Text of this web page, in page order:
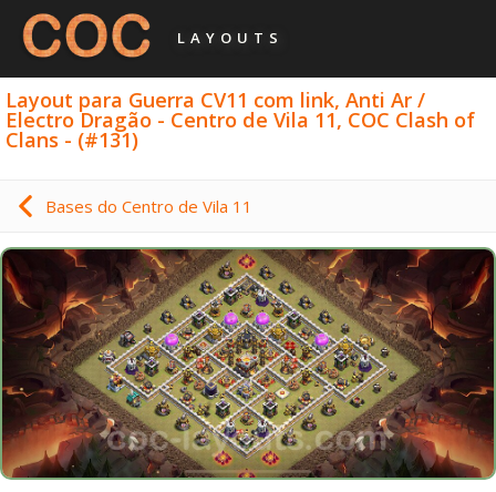
LAYOUTS
Layout para Guerra CV11 com link, Anti Ar /
Electro Dragão - Centro de Vila 11, COC Clash of
Clans - (#131)
Bases do Centro de Vila 11